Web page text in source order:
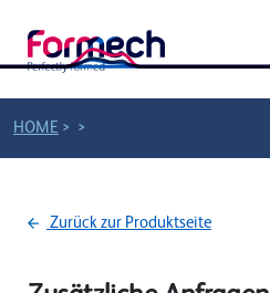
HOME > >
Zurück zur Produktseite